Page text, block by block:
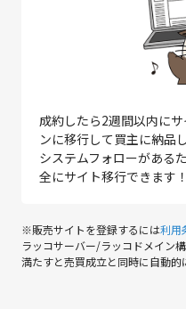
成約したら2週間以内に
ンに移行して買主に納品し
システムフォローがある
全にサイト移行できます！
※販売サイトを登録するには利用
ラッコサーバー/ラッコドメイン構
満たすと売買成立と同時に自動的